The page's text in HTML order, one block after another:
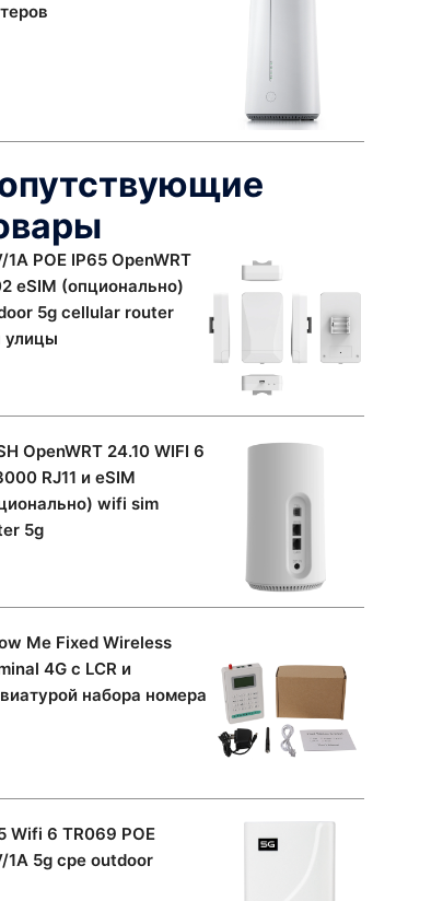
1A POE IP65 OpenWRT
eSIM (опционально)
5g cellular router
улицы
OpenWRT 24.10 WIFI 6
RJ11 и eSIM
wifi sim
5g
Me Fixed Wireless
4G с LCR и
набора номера
Wifi 6 TR069 POE
1A 5g cpe outdoor